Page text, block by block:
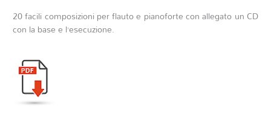
20 facili composizioni per flauto e pianoforte con allegato un CD
con la base e l’esecuzione.